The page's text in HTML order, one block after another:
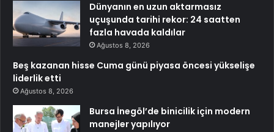
Dünyanın en uzun aktarmasız
uçuşunda tarihi rekor: 24 saatten
fazla havada kaldılar
Ağustos 8, 2026
Beş kazanan hisse Cuma günü piyasa öncesi yükselişe
liderlik etti
Ağustos 8, 2026
Bursa İnegöl’de binicilik için modern
manejler yapılıyor